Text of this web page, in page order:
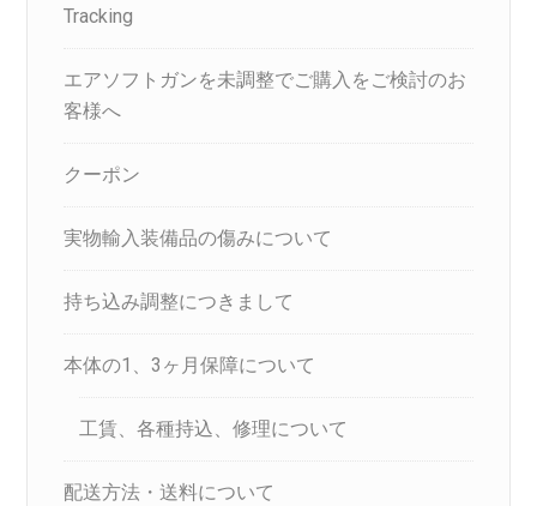
Tracking
エアソフトガンを未調整でご購入をご検討のお
客様へ
クーポン
実物輸入装備品の傷みについて
持ち込み調整につきまして
本体の1、3ヶ月保障について
工賃、各種持込、修理について
配送方法・送料について